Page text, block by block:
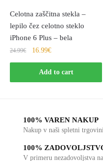
Celotna zaščitna stekla –
lepilo čez celotno steklo
iPhone 6 Plus – bela
24.99€ 16.99€
Add to cart
100% VAREN NAKUP
Nakup v naši spletni
100%
V primeru nezadovoljstva